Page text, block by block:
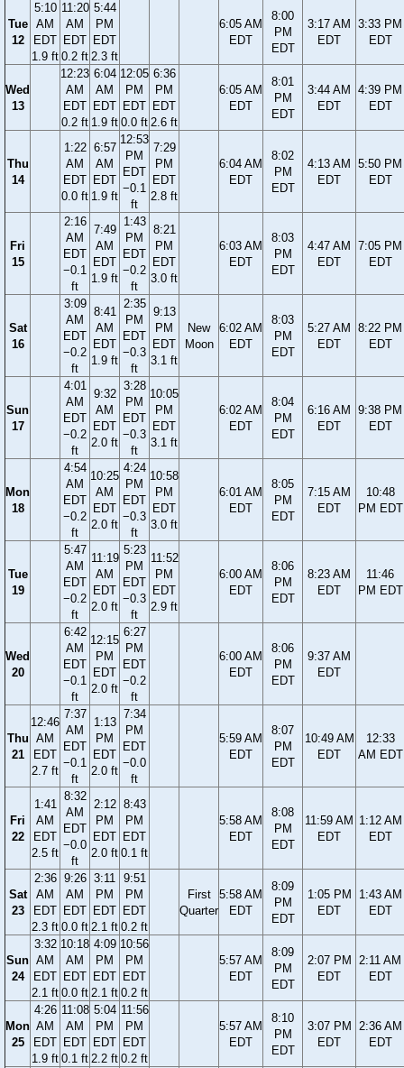
Tue
12
5:10
AM
EDT
1.9 ft
11:20
AM
EDT
0.2 ft
5:44
PM
EDT
2.3 ft
6:05 AM
EDT
8:00
PM
EDT
3:17 AM
EDT
3:33 PM
EDT
Wed
13
12:23
AM
EDT
0.2 ft
6:04
AM
EDT
1.9 ft
12:05
PM
EDT
0.0 ft
6:36
PM
EDT
2.6 ft
6:05 AM
EDT
8:01
PM
EDT
3:44 AM
EDT
4:39 PM
EDT
Thu
14
1:22
AM
EDT
0.0 ft
6:57
AM
EDT
1.9 ft
12:53
PM
EDT
−0.1
ft
7:29
PM
EDT
2.8 ft
6:04 AM
EDT
8:02
PM
EDT
4:13 AM
EDT
5:50 PM
EDT
Fri
15
2:16
AM
EDT
−0.1
ft
7:49
AM
EDT
1.9 ft
1:43
PM
EDT
−0.2
ft
8:21
PM
EDT
3.0 ft
6:03 AM
EDT
8:03
PM
EDT
4:47 AM
EDT
7:05 PM
EDT
Sat
16
3:09
AM
EDT
−0.2
ft
8:41
AM
EDT
1.9 ft
2:35
PM
EDT
−0.3
ft
9:13
PM
EDT
3.1 ft
New
Moon
6:02 AM
EDT
8:03
PM
EDT
5:27 AM
EDT
8:22 PM
EDT
Sun
17
4:01
AM
EDT
−0.2
ft
9:32
AM
EDT
2.0 ft
3:28
PM
EDT
−0.3
ft
10:05
PM
EDT
3.1 ft
6:02 AM
EDT
8:04
PM
EDT
6:16 AM
EDT
9:38 PM
EDT
Mon
18
4:54
AM
EDT
−0.2
ft
10:25
AM
EDT
2.0 ft
4:24
PM
EDT
−0.3
ft
10:58
PM
EDT
3.0 ft
6:01 AM
EDT
8:05
PM
EDT
7:15 AM
EDT
10:48
PM EDT
Tue
19
5:47
AM
EDT
−0.2
ft
11:19
AM
EDT
2.0 ft
5:23
PM
EDT
−0.3
ft
11:52
PM
EDT
2.9 ft
6:00 AM
EDT
8:06
PM
EDT
8:23 AM
EDT
11:46
PM EDT
Wed
20
6:42
AM
EDT
−0.1
ft
12:15
PM
EDT
2.0 ft
6:27
PM
EDT
−0.2
ft
6:00 AM
EDT
8:06
PM
EDT
9:37 AM
EDT
Thu
21
12:46
AM
EDT
2.7 ft
7:37
AM
EDT
−0.1
ft
1:13
PM
EDT
2.0 ft
7:34
PM
EDT
−0.0
ft
5:59 AM
EDT
8:07
PM
EDT
10:49 AM
EDT
12:33
AM EDT
Fri
22
1:41
AM
EDT
2.5 ft
8:32
AM
EDT
−0.0
ft
2:12
PM
EDT
2.0 ft
8:43
PM
EDT
0.1 ft
5:58 AM
EDT
8:08
PM
EDT
11:59 AM
EDT
1:12 AM
EDT
Sat
23
2:36
AM
EDT
2.3 ft
9:26
AM
EDT
0.0 ft
3:11
PM
EDT
2.1 ft
9:51
PM
EDT
0.2 ft
First
Quarter
5:58 AM
EDT
8:09
PM
EDT
1:05 PM
EDT
1:43 AM
EDT
Sun
24
3:32
AM
EDT
2.1 ft
10:18
AM
EDT
0.0 ft
4:09
PM
EDT
2.1 ft
10:56
PM
EDT
0.2 ft
5:57 AM
EDT
8:09
PM
EDT
2:07 PM
EDT
2:11 AM
EDT
Mon
25
4:26
AM
EDT
1.9 ft
11:08
AM
EDT
0.1 ft
5:04
PM
EDT
2.2 ft
11:56
PM
EDT
0.2 ft
5:57 AM
EDT
8:10
PM
EDT
3:07 PM
EDT
2:36 AM
EDT